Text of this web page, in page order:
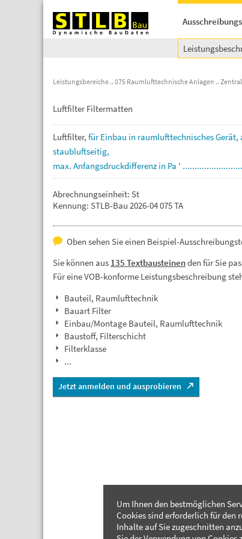
Leistungsbereiche 075 Raumlufttechnische Anlagen
Luftfilter Filtermatten
Luftfilter, fürEinbau in raumlufttechnischesGerät,
staubluftseitig,
max. Anfangsdruckdifferenz in Pa '
Abrechnungseinheit: St
Kennung: STLB-Bau 2026-04 075 TA
Oben sehen Sie einen Beispiel-
Sie können aus 135 Textbausteinenden für Sie
Für eine VOB-konforme Leistungsbeschreibung
Bauteil, Raumlufttechnik
Bauart Filter
Einbau/Montage Bauteil, Raumlufttechnik
Baustoff, Filterschicht
Filterklasse
...
Jetzt anmelden und ausprobieren
Um Ihnen den bestmöglichen
Cookies sind erforderlich für den
Inhalte auf Sie zugeschnitten